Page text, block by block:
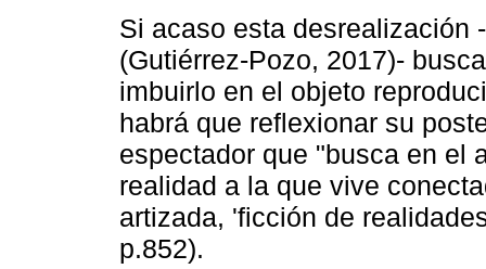
Si acaso esta
(Gutiérrez-Pozo, 2017)-
imbuirlo en el objeto
habrá que reflexionar su
espectador que "busca en el
realidad a la que vive
artizada, 'ficción de
p.852).